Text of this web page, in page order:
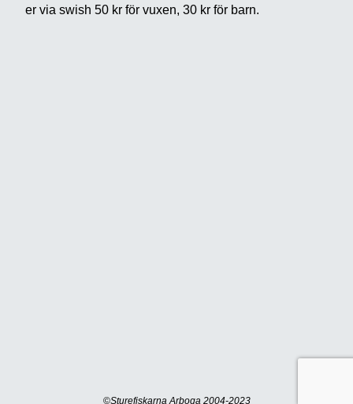
er via swish 50 kr för vuxen, 30 kr för barn.
©Sturefiskarna Arboga 2004-2023